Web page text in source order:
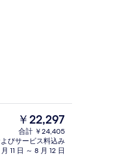
クス (室内)、デスク、ノート
らの景観
現
在
の
料
￥22,297
合計 ￥24,405
びサービス料込み
11 日 ～ 8 月 12 日